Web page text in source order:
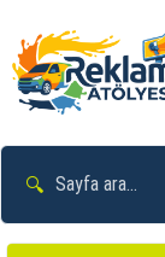
🔍